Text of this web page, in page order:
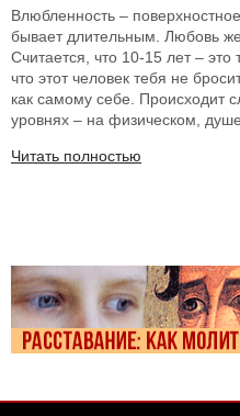
Влюбленность –
бывает длительным. Любовь
Считается, что 10-15 лет –
что этот человек тебя не
как самому себе. Происходит
уровнях – на физическом,
Читать полностью